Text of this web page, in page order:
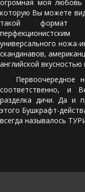
огромная моя любовь
которую Вы можете
такой формат
универсального ножа-
скандинавов,
английской вкусностью
Первоочередное
соответственно, и
разделка дичи. Да и
этого Бушкрафт-
всегда называлось